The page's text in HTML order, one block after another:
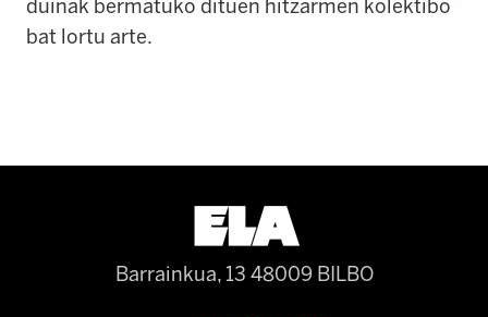
duinak bermatuko dituen hitzarmen kolektibo
bat lortu arte.
Barrainkua, 13 48009 BILBO